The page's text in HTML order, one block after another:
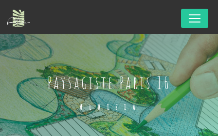
paysagiste Paris 16
Albizia